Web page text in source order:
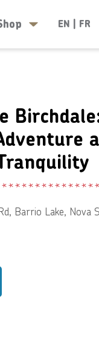
EN FR
Barrio Lake, Nova